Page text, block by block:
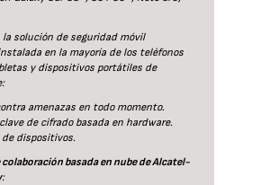
la solución de seguridad móvil
en la mayoría de los teléfonos
y dispositivos portátiles de
amenazas en todo momento.
de cifrado basada en hardware.
dispositivos.
colaboración basada en nube de Alcatel-
: